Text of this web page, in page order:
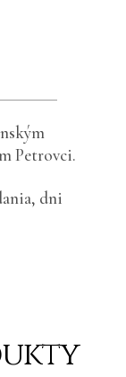
Petrovci.
dni